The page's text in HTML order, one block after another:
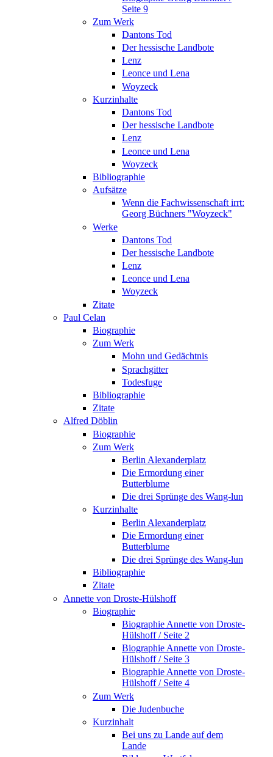
Seite 9
Zum Werk
Dantons Tod
Der hessische Landbote
Lenz
Leonce und Lena
Woyzeck
Kurzinhalte
Dantons Tod
Der hessische Landbote
Lenz
Leonce und Lena
Woyzeck
Bibliographie
Aufsätze
Wenn die Fachwissenschaft irrt:
Georg Büchners "Woyzeck"
Werke
Dantons Tod
Der hessische Landbote
Lenz
Leonce und Lena
Woyzeck
Zitate
Paul Celan
Biographie
Zum Werk
Mohn und Gedächtnis
Sprachgitter
Todesfuge
Bibliographie
Zitate
Alfred Döblin
Biographie
Zum Werk
Berlin Alexanderplatz
Die Ermordung einer
Butterblume
Die drei Sprünge des Wang-lun
Kurzinhalte
Berlin Alexanderplatz
Die Ermordung einer
Butterblume
Die drei Sprünge des Wang-lun
Bibliographie
Zitate
Annette von Droste-Hülshoff
Biographie
Biographie Annette von Droste-
Hülshoff / Seite 2
Biographie Annette von Droste-
Hülshoff / Seite 3
Biographie Annette von Droste-
Hülshoff / Seite 4
Zum Werk
Die Judenbuche
Kurzinhalt
Bei uns zu Lande auf dem
Lande